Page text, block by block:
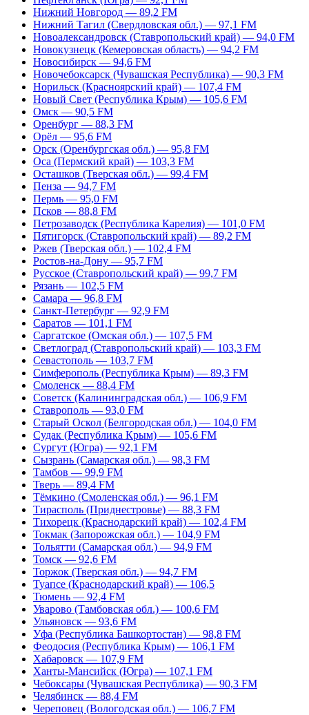
Нижний Новгород — 89,2 FM
Нижний Тагил (Свердловская обл.) — 97,1 FM
Новоалександровск (Ставропольский край) — 94,0 FM
Новокузнецк (Кемеровская область) — 94,2 FM
Новосибирск — 94,6 FM
Новочебоксарск (Чувашская Республика) — 90,3 FM
Норильск (Красноярский край) — 107,4 FM
Новый Свет (Республика Крым) — 105,6 FM
Омск — 90,5 FM
Оренбург — 88,3 FM
Орёл — 95,6 FM
Орск (Оренбургская обл.) — 95,8 FM
Оса (Пермский край) — 103,3 FM
Осташков (Тверская обл.) — 99,4 FM
Пенза — 94,7 FM
Пермь — 95,0 FM
Псков — 88,8 FM
Петрозаводск (Республика Карелия) — 101,0 FM
Пятигорск (Ставропольский край) — 89,2 FM
Ржев (Тверская обл.) — 102,4 FM
Ростов-на-Дону — 95,7 FM
Русское (Ставропольский край) — 99,7 FM
Рязань — 102,5 FM
Самара — 96,8 FM
Санкт-Петербург — 92,9 FM
Саратов — 101,1 FM
Саргатское (Омская обл.) — 107,5 FM
Светлоград (Ставропольский край) — 103,3 FM
Севастополь — 103,7 FM
Симферополь (Республика Крым) — 89,3 FM
Смоленск — 88,4 FM
Советск (Калининградская обл.) — 106,9 FM
Ставрополь — 93,0 FM
Старый Оскол (Белгородская обл.) — 104,0 FM
Судак (Республика Крым) — 105,6 FM
Сургут (Югра) — 92,1 FM
Сызрань (Самарская обл.) — 98,3 FM
Тамбов — 99,9 FM
Тверь — 89,4 FM
Тёмкино (Смоленская обл.) — 96,1 FM
Тирасполь (Приднестровье) — 88,3 FM
Тихорецк (Краснодарский край) — 102,4 FM
Токмак (Запорожская обл.) — 104,9 FM
Тольятти (Самарская обл.) — 94,9 FM
Томск — 92,6 FM
Торжок (Тверская обл.) — 94,7 FM
Туапсе (Краснодарский край) — 106,5
Тюмень — 92,4 FM
Уварово (Тамбовская обл.) — 100,6 FM
Ульяновск — 93,6 FM
Уфа (Республика Башкортостан) — 98,8 FM
Феодосия (Республика Крым) — 106,1 FM
Хабаровск — 107,9 FM
Ханты-Мансийск (Югра) — 107,1 FM
Чебоксары (Чувашская Республика) — 90,3 FM
Челябинск — 88,4 FM
Череповец (Вологодская обл.) — 106,7 FM